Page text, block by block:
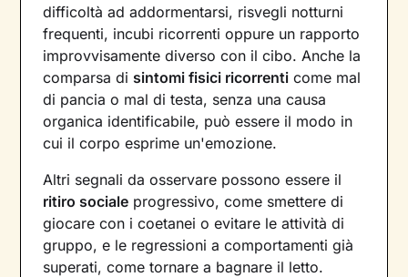
difficoltà ad addormentarsi, risvegli notturni
frequenti, incubi ricorrenti oppure un rapporto
improvvisamente diverso con il cibo. Anche la
comparsa di sintomi fisici ricorrenti come mal
di pancia o mal di testa, senza una causa
organica identificabile, può essere il modo in
cui il corpo esprime un'emozione.
Altri segnali da osservare possono essere il
ritiro sociale progressivo, come smettere di
giocare con i coetanei o evitare le attività di
gruppo, e le regressioni a comportamenti già
superati, come tornare a bagnare il letto.